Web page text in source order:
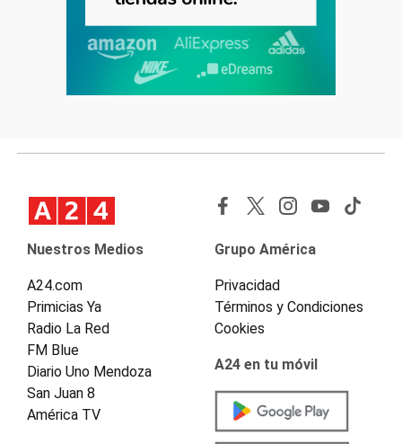
Nuestros Medios
A24.com
Primicias Ya
Radio La Red
FM Blue
Diario Uno Mendoza
San Juan 8
América TV
Grupo América
Privacidad
Términos y Condiciones
Cookies
A24 en tu móvil